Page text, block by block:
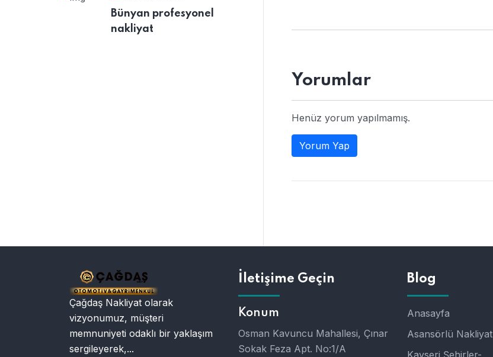
Yorumlar
Henüz yorum yapılmamış.
Yorum Yap
Bünyan profesyonel
nakliyat
Çağdaş Nakliyat olarak
vizyonumuz, müşteri
memnuniyeti odaklı bir yaklaşım
sergileyerek,...
İletişime Geçin
Konum
Osman Kavuncu Mahallesi, Çınar
Sokak Feza Apt. No:1/A
Blog
Anasayfa
Asansörlü Nakliyat
Kayseri Şehirler-